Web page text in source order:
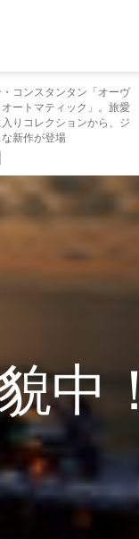
コンスタンタン「オーヴ
オートマティック」。旅愛
りコレクションから、ジ
新作が登場
中！